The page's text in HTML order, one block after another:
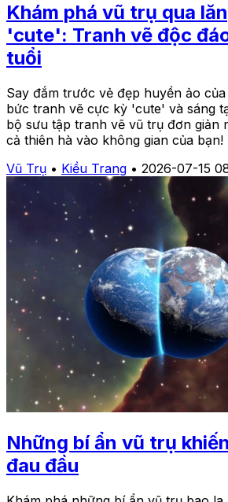
Khám phá vũ trụ qua
'cute': Tranh vẽ độc
tuổi
Say đắm trước vẻ đẹp huyền ảo
bức tranh vẽ cực kỳ 'cute' và sáng
bộ sưu tập tranh vẽ vũ trụ đơn giản
cả thiên hà vào không gian của bạn!
Vũ Trụ • Kiều Trang • 2026-07-15
Những bí ẩn vũ trụ
đau đầu